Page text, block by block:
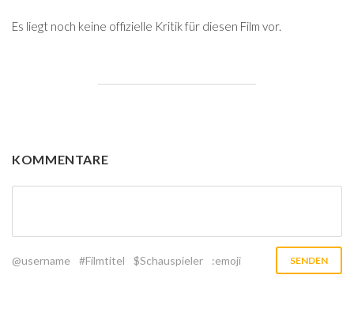
Es liegt noch keine offizielle Kritik für diesen Film vor.
KOMMENTARE
@username #Filmtitel $Schauspieler :emoji